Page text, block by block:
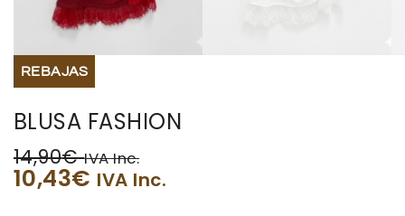
REBAJAS
BLUSA FASHION
14,90€ IVA Inc.
10,43€ IVA Inc.